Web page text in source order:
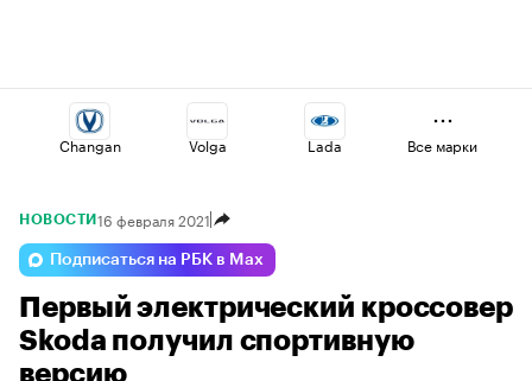
Changan Volga Lada
Voyah Jaecoo
Omoda Esteo Geely
Все марки
НОВОСТИ 16 февраля 2021
Подписаться на РБК в Max
Первый электрический кроссовер
Skoda получил спортивную
версию